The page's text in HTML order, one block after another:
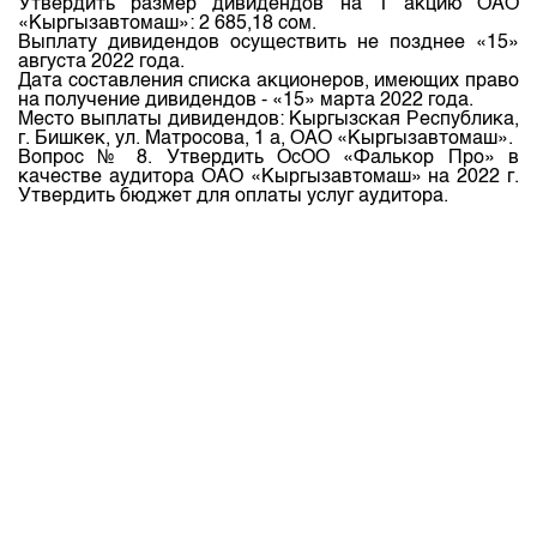
Утвердить размер дивидендов на 1 акцию ОАО
«Кыргызавтомаш»: 2 685,18 сом.
Выплату дивидендов осуществить не позднее «15»
августа 2022 года.
Дата составления списка акционеров, имеющих право
на получение дивидендов - «15» марта 2022 года.
Место выплаты дивидендов: Кыргызская Республика,
г. Бишкек, ул. Матросова, 1 а, ОАО «Кыргызавтомаш».
Вопрос № 8. Утвердить ОсОО «Фалькор Про» в
качестве аудитора ОАО «Кыргызавтомаш» на 2022 г.
Утвердить бюджет для оплаты услуг аудитора.